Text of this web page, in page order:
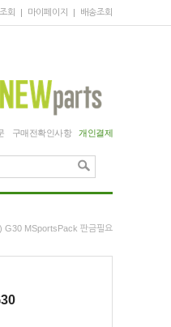
회 | 마이페이지 | 배송조회
구매전확인사항 개인결제
G30 MSportsPack 판금필요